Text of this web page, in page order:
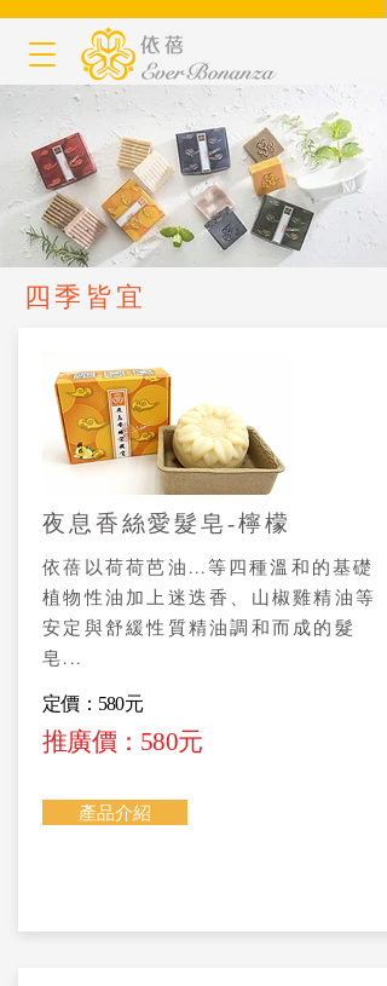
四季皆宜
夜息香絲愛髮皂-檸檬
依蓓以荷荷芭油...等四種溫和的基礎
植物性油加上迷迭香、山椒雞精油等
安定與舒緩性質精油調和而成的髮
皂...
定價：580元
推廣價：580元
產品介紹